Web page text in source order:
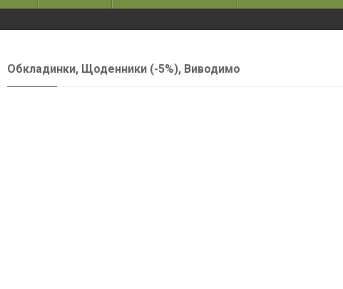
Обкладинки, Щоденники (-5%), Виводимо